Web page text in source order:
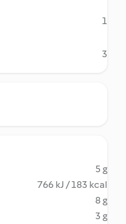
1
3
5 g
766 kJ / 183 kcal
8 g
3 g